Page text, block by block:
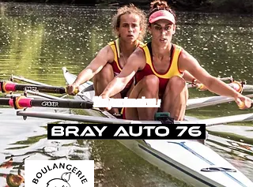
Nos partenaires :